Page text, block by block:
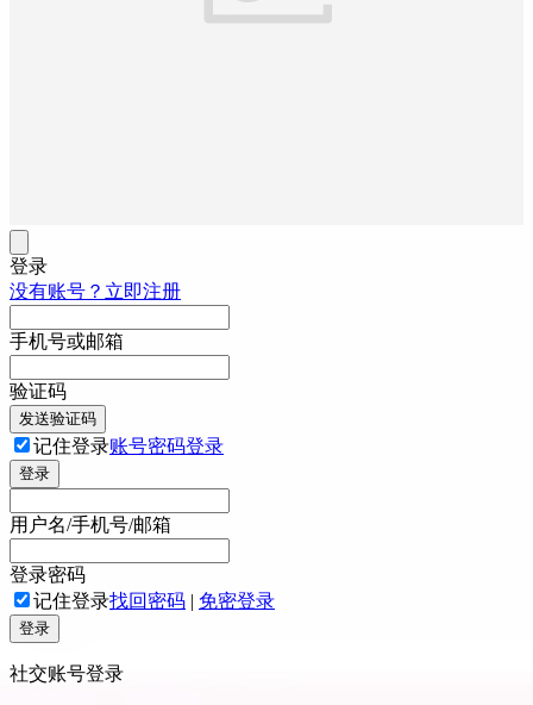
登录
没有账号？立即注册
手机号或邮箱
验证码
发送验证码
记住登录账号密码登录
登录
用户名/手机号/邮箱
登录密码
记住登录找回密码 | 免密登录
登录
社交账号登录